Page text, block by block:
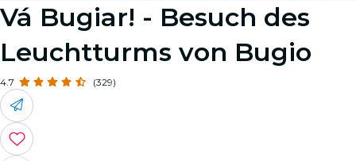
Vá Bugiar! - Besuch des
Leuchtturms von Bugio
4.7 (329)